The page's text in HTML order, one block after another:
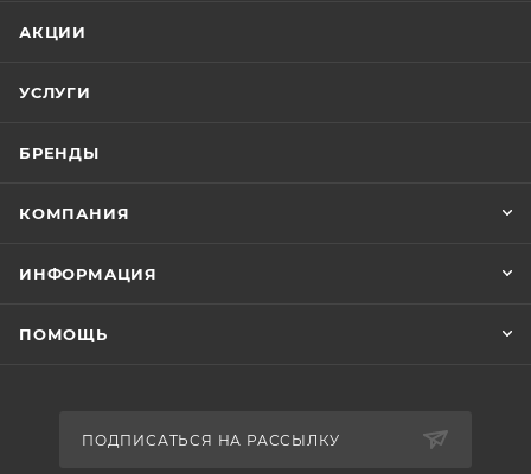
АКЦИИ
УСЛУГИ
БРЕНДЫ
КОМПАНИЯ
ИНФОРМАЦИЯ
ПОМОЩЬ
ПОДПИСАТЬСЯ НА РАССЫЛКУ